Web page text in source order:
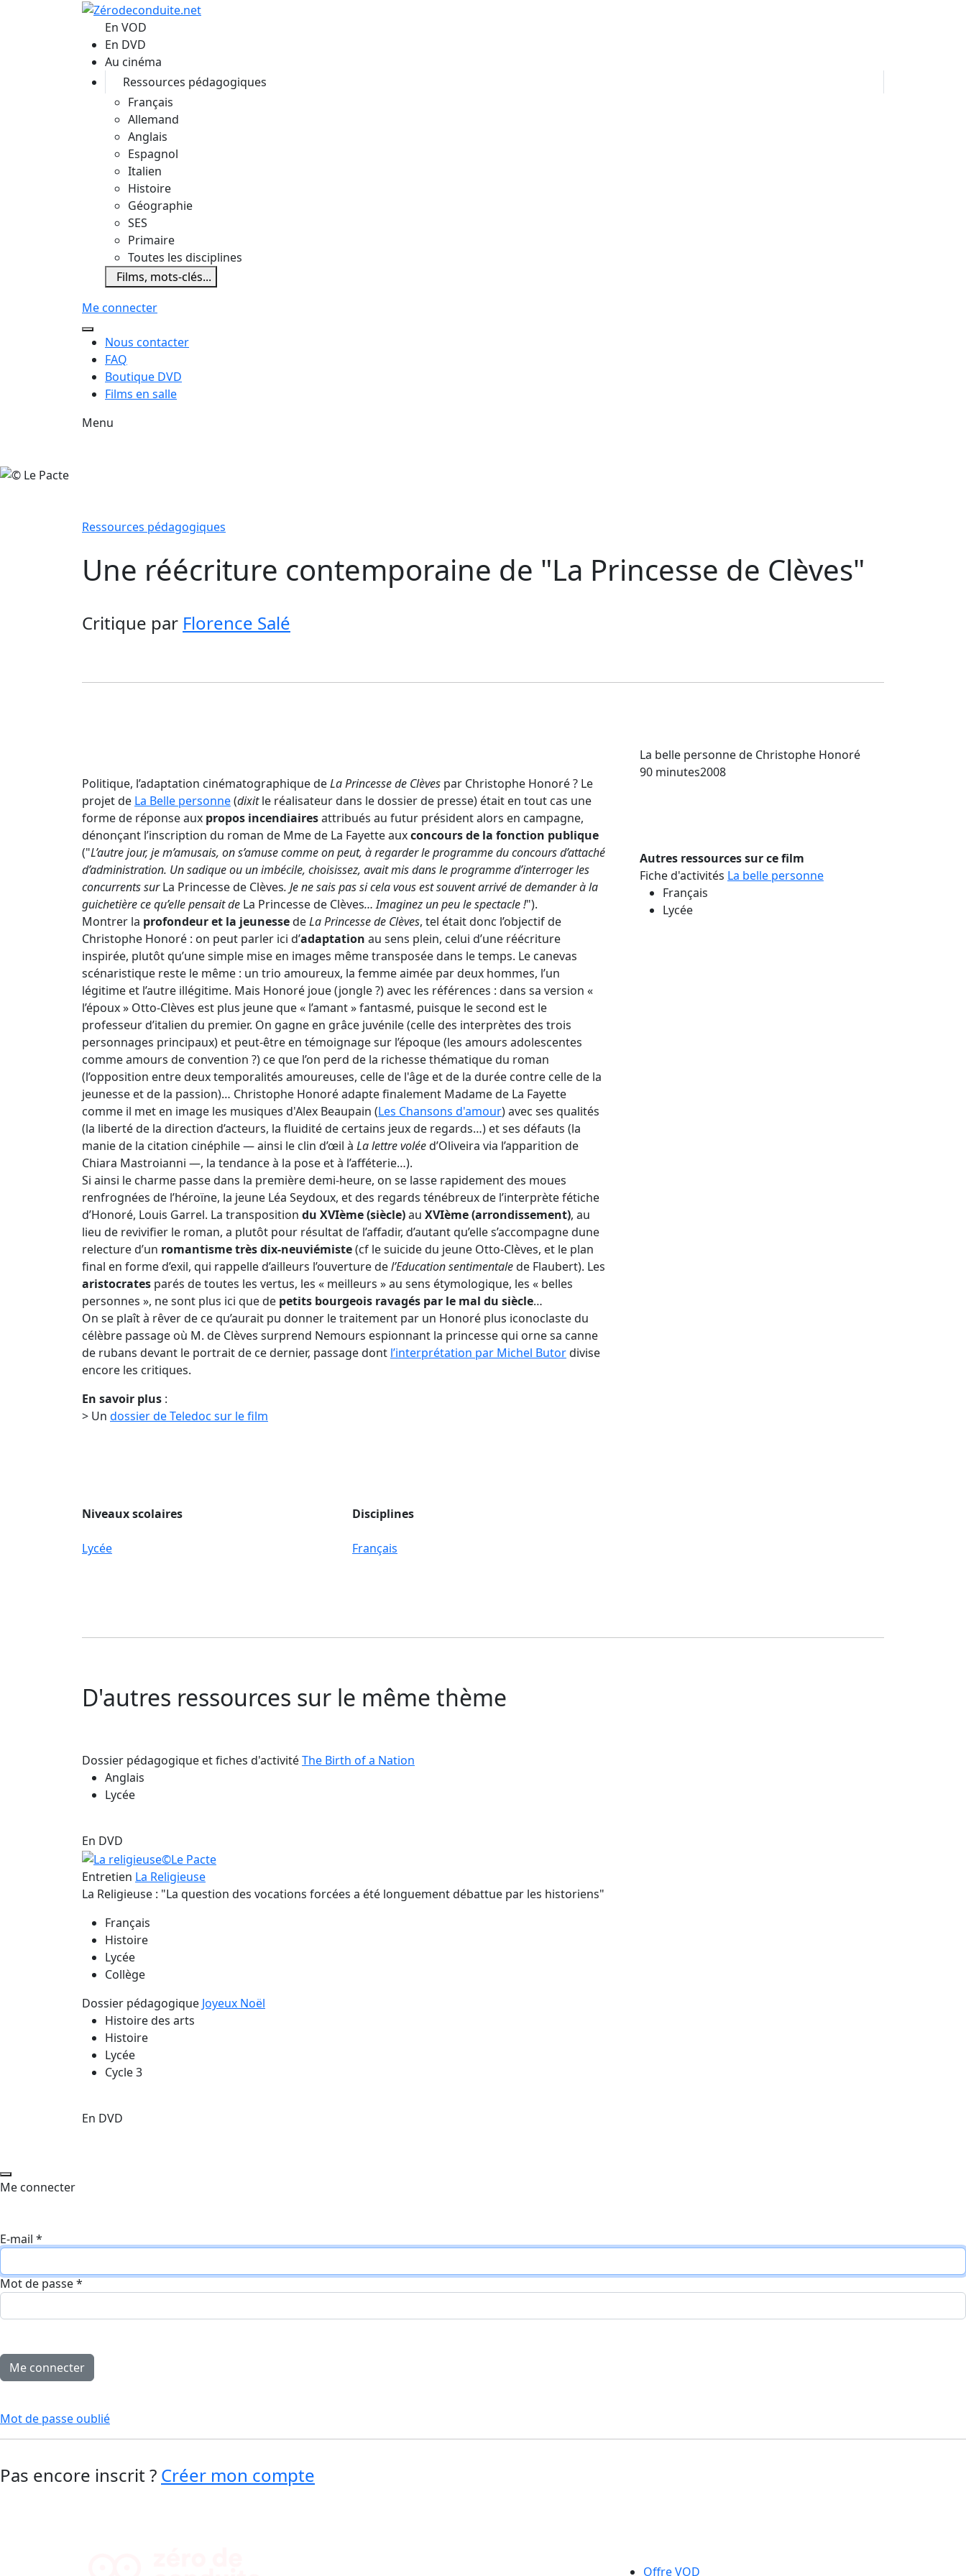
Aller au contenu principal
En VOD
En DVD
Au cinéma
Ressources pédagogiques
Français
Allemand
Anglais
Espagnol
Italien
Histoire
Géographie
SES
Primaire
Toutes les disciplines
Films, mots-clés...
Me connecter
Nous contacter
FAQ
Boutique DVD
Films en salle
Menu
Ressources pédagogiques
Une réécriture contemporaine de "La Princesse de Clèves"
Critique par Florence Salé
Politique, l’adaptation cinématographique deLa Princesse de Clèves par Christophe Honoré ? Le
projet de La Belle personne(dixitle réalisateur dans le dossier de presse) était en tout cas une
forme de réponse aux propos incendiairesattribués au futur président alors en campagne,
dénonçant l’inscription du roman de Mme de La Fayette auxconcours de la fonction publique
("L’autre jour, je m’amusais, on s’amuse comme on peut, à regarder le programme du concours d’attaché
d’administration. Un sadique ou un imbécile, choisissez, avait mis dans le programme d’interroger les
concurrents surLa Princesse de Clèves. Je ne sais pas si cela vous est souvent arrivé de demander à la
guichetière ce qu’elle pensait de La Princesse de Clèves… Imaginez un peu le spectacle !").
Montrer la profondeur et la jeunessedeLa Princesse de Clèves, tel était donc l’objectif de
Christophe Honoré : on peut parler ici d’adaptation au sens plein, celui d’une réécriture
inspirée, plutôt qu’une simple mise en images même transposée dans le temps. Le canevas
scénaristique reste le même : un trio amoureux, la femme aimée par deux hommes, l’un
légitime et l’autre illégitime. Mais Honoré joue (jongle ?) avec les références : dans sa version «
l’époux » Otto-Clèves est plus jeune que « l’amant » fantasmé, puisque le second est le
professeur d’italien du premier. On gagne en grâce juvénile (celle des interprètes des trois
personnages principaux) et peut-être en témoignage sur l’époque (les amours adolescentes
comme amours de convention ?) ce que l’on perd de la richesse thématique du roman
(l’opposition entre deux temporalités amoureuses, celle de l'âge et de la durée contre celle de la
jeunesse et de la passion)… Christophe Honoré adapte finalement Madame de La Fayette
comme il met en image les musiques d'Alex Beaupain (Les Chansons d'amour) avec ses qualités
(la liberté de la direction d’acteurs, la fluidité de certains jeux de regards…) et ses défauts (la
manie de la citation cinéphile — ainsi le clin d’œil à La lettre voléed’Oliveira via l’apparition de
Chiara Mastroianni —, la tendance à la pose et à l’afféterie…).
Si ainsi le charme passe dans la première demi-heure, on se lasse rapidement des moues
renfrognées de l’héroïne, la jeune Léa Seydoux, et des regards ténébreux de l’interprète fétiche
d’Honoré, Louis Garrel. La transposition du XVIème(siècle)au XVIème (arrondissement), au
lieu de revivifier le roman, a plutôt pour résultat de l’affadir, d’autant qu’elle s’accompagne dune
relecture d’un romantisme très dix-neuviémiste(cf le suicide du jeune Otto-Clèves, et le plan
final en forme d’exil, qui rappelle d’ailleurs l’ouverture del’Education sentimentalede Flaubert). Les
aristocrates parés de toutes les vertus, les « meilleurs » au sens étymologique, les « belles
personnes », ne sont plus ici que de petits bourgeois ravagés par le mal du siècle…
On se plaît à rêver de ce qu’aurait pu donner le traitement par un Honoré plus iconoclaste du
célèbre passage où M. de Clèves surprend Nemours espionnant la princesse qui orne sa canne
de rubans devant le portrait de ce dernier, passage dont l’interprétation par Michel Butordivise
encore les critiques.
En savoir plus :
> Un dossier de Teledoc sur le film
Niveaux scolaires
Lycée
Disciplines
Français
La belle personnede Christophe Honoré
90 minutes2008
Autres ressources sur ce film
Fiche d'activités La belle personne
Français
Lycée
D'autres ressources sur le même thème
Dossier pédagogique et fiches d'activitéThe Birth of a Nation
Anglais
Lycée
En DVD
Entretien La Religieuse
La Religieuse : "La question des vocations forcées a été longuement débattue par les historiens"
Français
Histoire
Lycée
Collège
Dossier pédagogique Joyeux Noël
Histoire des arts
Histoire
Lycée
Cycle 3
En DVD
Me connecter
E-mail *
Mot de passe*
Mot de passe oublié
Pas encore inscrit ? Créer mon compte
Offre VOD